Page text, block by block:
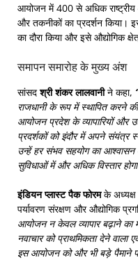
आयोजन में 400 से अधिक राष्ट्रीय
और तकनीकों का प्रदर्शन किया।
का दौरा किया और इसे औद्योगिक
समापन समारोह के मुख्य अंश
सांसदश्री शंकर लालवानीने कहा,
राजधानी के रूप में स्थापित करने
आयोजन प्रदेश के व्यापारियों और
प्रदर्शकों को इंदौर में अपने
उन्हें हर संभव सहयोग का
सुविधाओं में और अधिक विस्तार
इंडियन प्लास्ट पैक फोरमके अध्यक्ष
पर्यावरण संरक्षण और औद्योगिक
आयोजन न केवल व्यापार बढ़ाने का
नवाचार को प्राथमिकता देने वाला
इस आयोजन को और भी बड़े पैमाने